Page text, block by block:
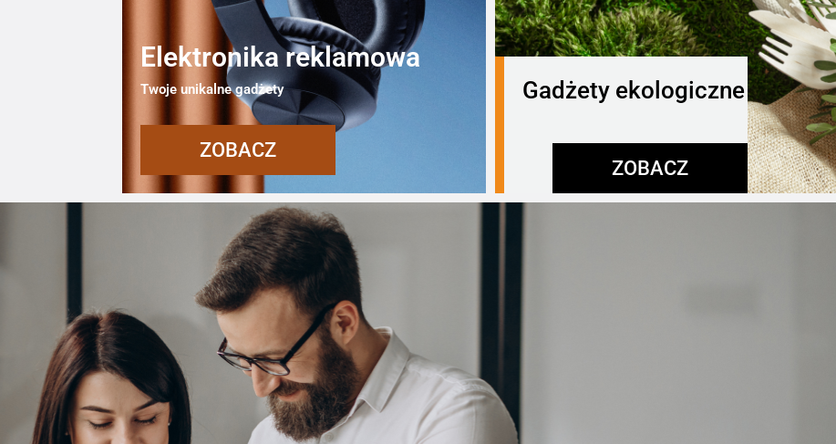
Elektronika reklamowa
Twoje unikalne gadżety
ZOBACZ
Gadżety ekologiczne
ZOBACZ